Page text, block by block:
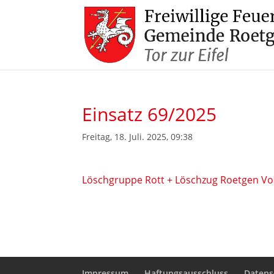
Einsatz 69/2025
Freitag, 18. Juli. 2025, 09:38
Löschgruppe Rott + Löschzug Roetgen